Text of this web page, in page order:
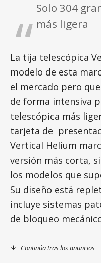
Solo 304
más ligera
La tija telescópica
modelo de esta
el mercado pero
de forma intensiva
telescópica más
tarjeta de
Vertical Helium
versión más corta,
los modelos que
Su diseño está
incluye sistemas
de bloqueo
Continúa tras los anuncios